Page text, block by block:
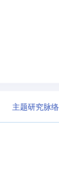
主题研究脉络